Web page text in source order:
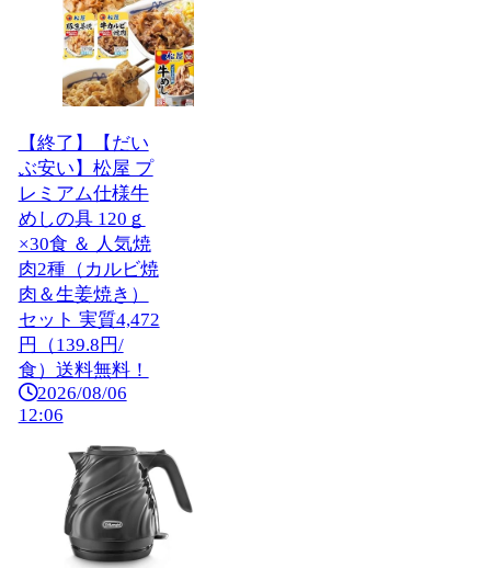
【終了】【だい
ぶ安い】松屋 プ
レミアム仕様牛
めしの具 120ｇ
×30食 ＆ 人気焼
肉2種（カルビ焼
肉＆生姜焼き）
セット 実質4,472
円（139.8円/
食）送料無料！
2026/08/06
12:06